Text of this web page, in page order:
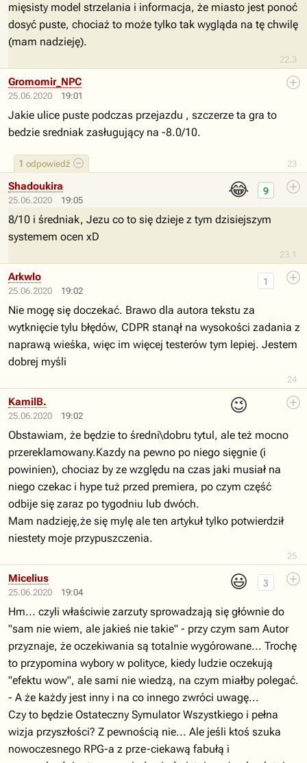
22.3
mięsisty model strzelania i informacja, że miasto jest ponoć
dosyć puste, chociaż to może tylko tak wygląda na tę chwilę
(mam nadzieję).
25.06.2020 19:01
23
1 odpowiedź
Gromomir_NPC
Jakie ulice puste podczas przejazdu , szczerze ta gra to
bedzie sredniak zasługujący na -8.0/10.
25.06.2020 19:05
😂
23.1
9
Shadoukira
8/10 i średniak, Jezu co to się dzieje z tym dzisiejszym
systemem ocen xD
25.06.2020 19:02
24
1
Arkwlo
Nie mogę się doczekać. Brawo dla autora tekstu za
wytknięcie tylu błędów, CDPR stanął na wysokości zadania z
naprawą wieśka, więc im więcej testerów tym lepiej. Jestem
dobrej myśli
25.06.2020 19:02
😉
25
KamilB.
Obstawiam, że będzie to średni\dobru tytul, ale też mocno
przereklamowany.Kazdy na pewno po niego sięgnie (i
powinien), chociaz by ze względu na czas jaki musiał na
niego czekac i hype tuż przed premiera, po czym część
odbije się zaraz po tygodniu lub dwóch.
Mam nadzieję,że się mylę ale ten artykuł tylko potwierdził
niestety moje przypuszczenia.
25.06.2020 19:04
😃 3
Micelius
Hm... czyli właściwie zarzuty sprowadzają się głównie do
"sam nie wiem, ale jakieś nie takie" - przy czym sam Autor
przyznaje, że oczekiwania są totalnie wygórowane... Trochę
to przypomina wybory w polityce, kiedy ludzie oczekują
"efektu wow", ale sami nie wiedzą, na czym miałby polegać.
- A że każdy jest inny i na co innego zwróci uwagę...
Czy to będzie Ostateczny Symulator Wszystkiego i pełna
wizja przyszłości? Z pewnością nie... Ale jeśli ktoś szuka
nowoczesnego RPG-a z prze-ciekawą fabułą i